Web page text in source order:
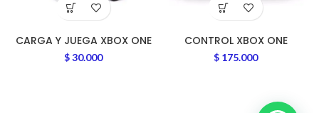
CARGA Y JUEGA XBOX ONE
$30.000
CONTROL XBOX ONE
$ 175.000